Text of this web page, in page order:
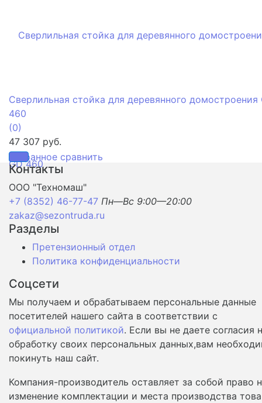
избранное сравнить
Сверлильная стойка для деревянного домостроения
460
(0)
47 307 руб.
Контакты
ООО "Техномаш"
+7 (8352) 46-77-47 Пн—Вс 9:00—20:00
zakaz@sezontruda.ru
Разделы
Претензионный отдел
Политика конфиденциальности
Соцсети
Мы получаем и обрабатываем персональные данные
посетителей нашего сайта в соответствии с
официальной политикой. Если вы не даете согласия
обработку своих персональных данных,вам
покинуть наш сайт.
Компания-производитель оставляет за собой право
изменение комплектации и места производства